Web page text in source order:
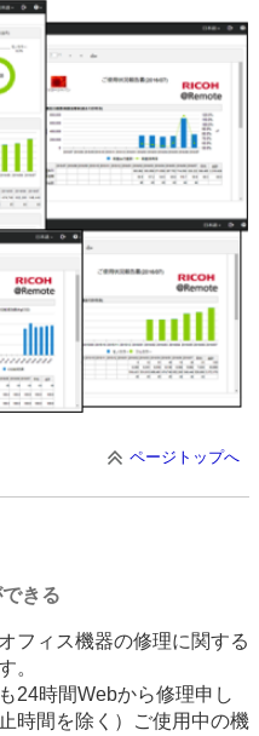
ページトップへ
きる
フィス機器の修理に関する
。
24時間Webから修理申し
時間を除く）ご使用中の機